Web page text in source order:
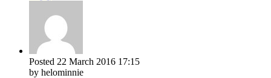
Posted 22 March 2016 17:15
by helominnie